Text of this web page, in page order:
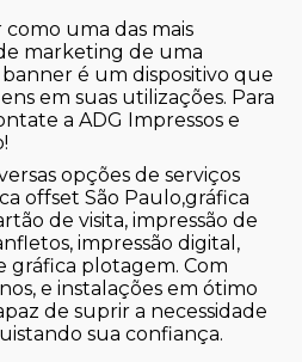
uma das mais
marketing de uma
é um dispositivo que
em suas utilizações. Para
a ADG Impressos e
opções de serviços
offset São Paulo,gráfica
de visita, impressão de
impressão digital,
gráfica plotagem. Com
e instalações em ótimo
de suprir a necessidade
sua confiança.